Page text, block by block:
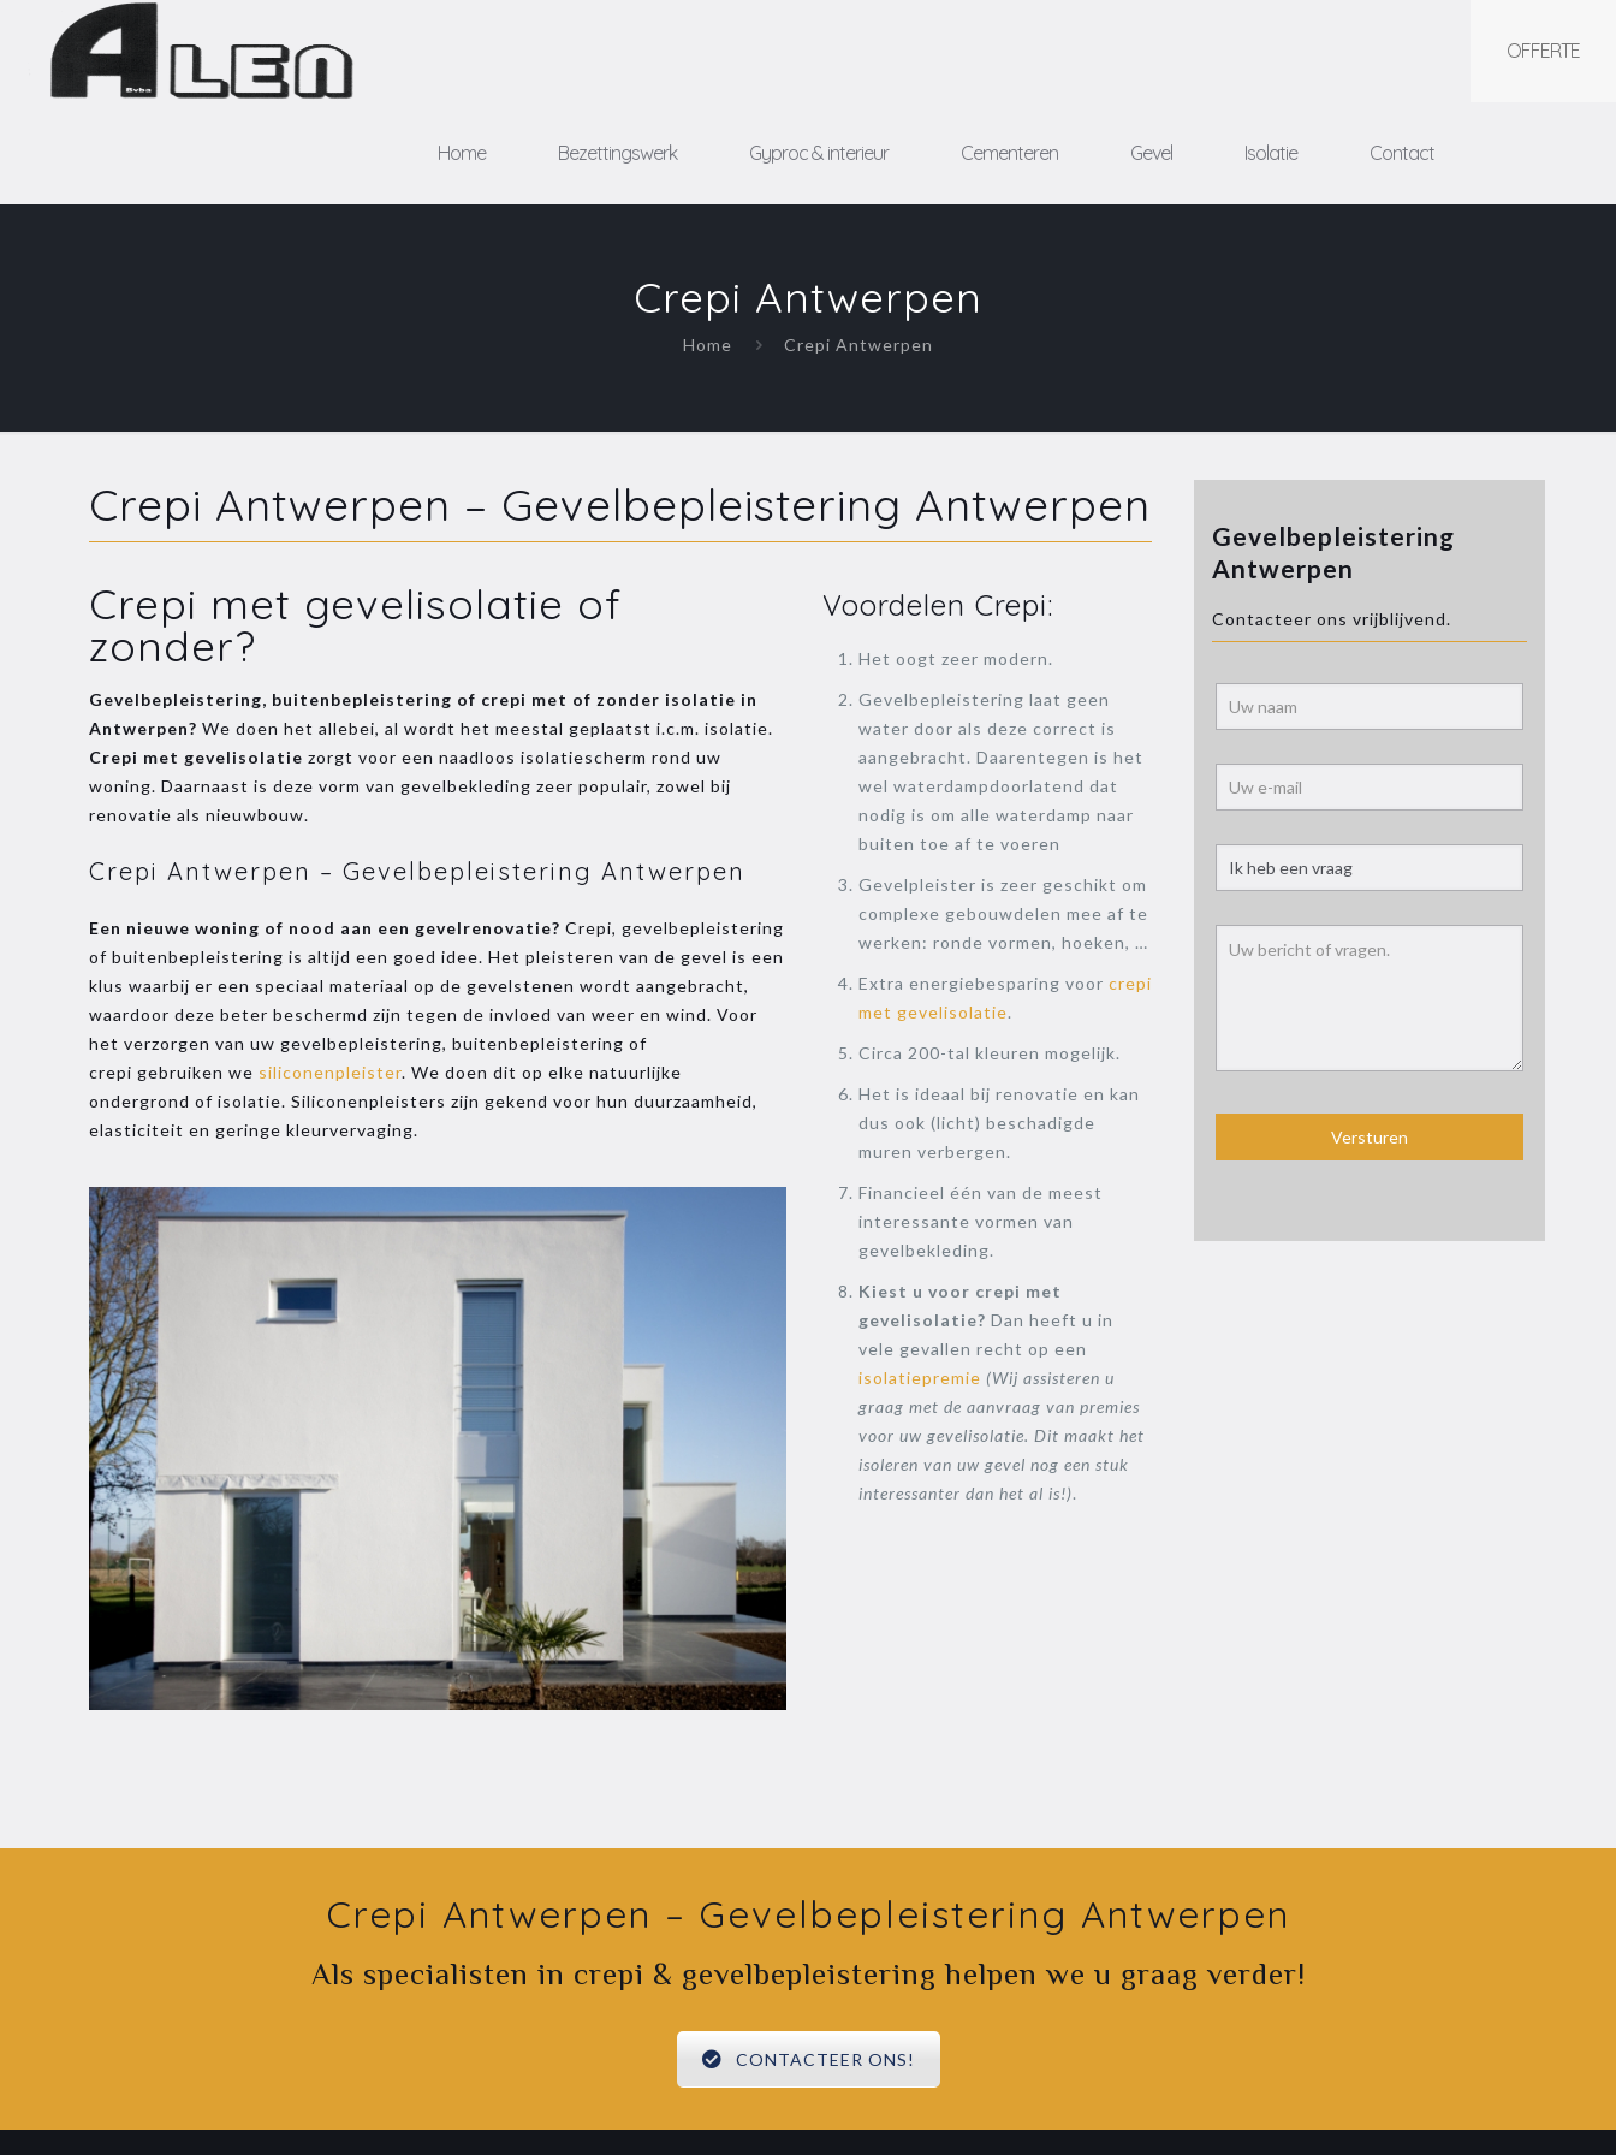
Home Bezettingswerk Gyproc & interieur Cementeren Gevel Isolatie Contact
OFFERTE
Crepi Antwerpen
Home Crepi Antwerpen
Crepi Antwerpen – Gevelbepleistering Antwerpen
Crepi met gevelisolatie of
zonder?
Gevelbepleistering, buitenbepleistering of crepi met of zonder isolatie in
Antwerpen? We doen het allebei, al wordt het meestal geplaatst i.c.m. isolatie.
Crepi met gevelisolatie zorgt voor een naadloos isolatiescherm rond uw
woning. Daarnaast is deze vorm van gevelbekleding zeer populair, zowel bij
renovatie als nieuwbouw.
Crepi Antwerpen – Gevelbepleistering Antwerpen
Een nieuwe woning of nood aan een gevelrenovatie?Crepi, gevelbepleistering
of buitenbepleistering is altijd een goed idee. Het pleisteren van de gevel is een
klus waarbij er een speciaal materiaal op de gevelstenen wordt aangebracht,
waardoor deze beter beschermd zijn tegen de invloed van weer en wind. Voor
het verzorgen van uw gevelbepleistering, buitenbepleistering of
crepi gebruiken we siliconenpleister. We doen dit op elke natuurlijke
ondergrond of isolatie. Siliconenpleisters zijn gekend voor hun duurzaamheid,
elasticiteit en geringe kleurvervaging.
Voordelen Crepi:
Het oogt zeer modern.
Gevelbepleistering laat geen
water door als deze correct is
aangebracht. Daarentegen is het
wel waterdampdoorlatend dat
nodig is om alle waterdamp naar
buiten toe af te voeren
Gevelpleister is zeer geschikt om
complexe gebouwdelen mee af te
werken: ronde vormen, hoeken, …
Extra energiebesparing voor crepi
met gevelisolatie.
Circa 200-tal kleuren mogelijk.
Het is ideaal bij renovatie en kan
dus ook (licht) beschadigde
muren verbergen.
Financieel één van de meest
interessante vormen van
gevelbekleding.
Kiest u voor crepi met
gevelisolatie? Dan heeft u in
vele gevallen recht op een
isolatiepremie (Wij assisteren u
graag met de aanvraag van premies
voor uw gevelisolatie. Dit maakt het
isoleren van uw gevel nog een stuk
interessanter dan het al is!).
Gevelbepleistering
Antwerpen
Contacteer ons vrijblijvend.
Crepi Antwerpen – Gevelbepleistering Antwerpen
Als specialisten in crepi & gevelbepleistering helpen we u graag verder!
CONTACTEER ONS!